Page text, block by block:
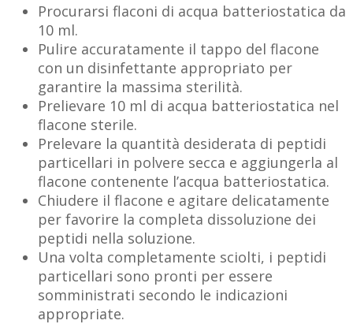
Procurarsi flaconi di acqua batteriostatica da
10 ml.
Pulire accuratamente il tappo del flacone
con un disinfettante appropriato per
garantire la massima sterilità.
Prelievare 10 ml di acqua batteriostatica nel
flacone sterile.
Prelevare la quantità desiderata di peptidi
particellari in polvere secca e aggiungerla al
flacone contenente l’acqua batteriostatica.
Chiudere il flacone e agitare delicatamente
per favorire la completa dissoluzione dei
peptidi nella soluzione.
Una volta completamente sciolti, i peptidi
particellari sono pronti per essere
somministrati secondo le indicazioni
appropriate.